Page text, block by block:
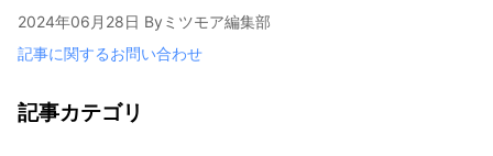
2024年06月28日 By ミツモア編集部
記事に関するお問い合わせ
記事カテゴリ